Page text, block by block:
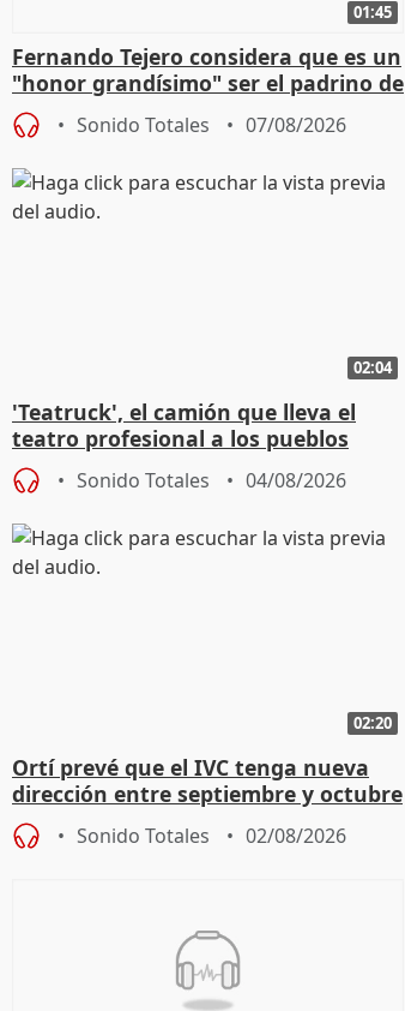
01:45
Fernando Tejero considera que es un
"honor grandísimo" ser el padrino de
la representación
Sonido Totales 07/08/2026
02:04
'Teatruck', el camión que lleva el
teatro profesional a los pueblos
extremeños
Sonido Totales 04/08/2026
02:20
Ortí prevé que el IVC tenga nueva
dirección entre septiembre y octubre
Sonido Totales 02/08/2026